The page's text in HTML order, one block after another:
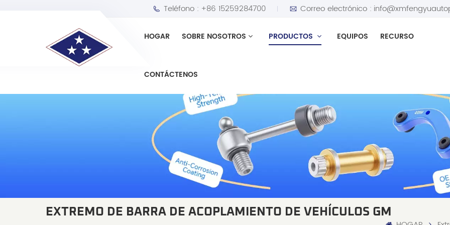
Teléfono : +86 15259284700 Correo electrónico :
HOGAR SOBRE NOSOTROS PRODUCTOS EQUIPOS RECURSO
CONTÁCTENOS
EXTREMO DE BARRA DE ACOPLAMIENTO DE VEHÍCULOS GM